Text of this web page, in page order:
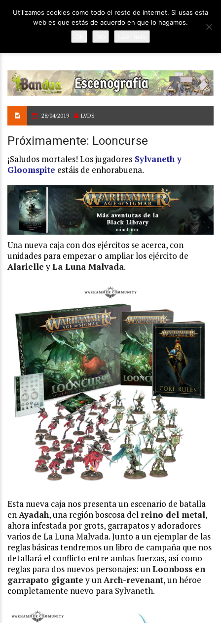
28/04/2019 LVDS
Próximamente: Looncurse
¡Saludos mortales! Los jugadores Sylvaneth y
Gloomspite estáis de enhorabuena.
Una nueva caja con dos ejércitos se acerca, con
unidades para empezar o ampliar los ejército de
AlarielleyLa Luna Malvada.
Esta nueva caja nos presenta un escenario de batalla
enAyadah, una región boscosa del reino del metal,
ahora infestada por grots, garrapatos y adoradores
varios de La Luna Malvada. Junto a un ejemplar de las
reglas básicas tendremos un libro de campaña que nos
detallará el conflicto entre ambas fuerzas, así como
reglas para dos nuevos personajes: unLoonboss en
garrapato gigantey unArch-revenant, un héroe
completamente nuevo para Sylvaneth.
Utilizamos cookies como todo el resto de internet. Si usas esta
web es que estás de acuerdo en que lo hagamos.